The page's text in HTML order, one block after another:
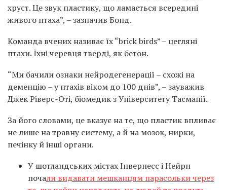
хруст. Це звук пластику, що ламається всередині
живого птаха”, – зазначив Бонд.
Команда вчених називає їх “brick birds” – цегляні
птахи. Їхні черевця тверді, як бетон.
“Ми бачили ознаки нейродегенерації – схожі на
деменцію – у птахів віком до 100 днів”, – зауважив
Джек Ріверс-Оті, біомедик з Університету Тасманії.
За його словами, це вказує на те, що пластик впливає
не лише на травну систему, а й на мозок, нирки,
печінку й інші органи.
У шотландських містах Інвернесс і Нейрн
почали видавати мешканцям парасольки через